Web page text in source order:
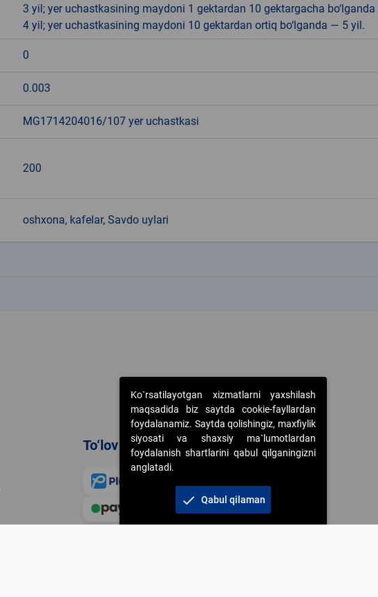
3 yil; yer uchastkasining maydoni 1 gektardan 10 gektargacha
4 yil; yer uchastkasining maydoni 10 gektardan ortiq bo‘lganda — 5 yil.
0
0.003
MG1714204016/107 yer uchastkasi
200
oshxona, kafelar, Savdo uylari
To‘lov usullari
Ko`rsatilayotgan xizmatlarni yaxshilash
maqsadida biz saytda cookie-fayllardan
foydalanamiz. Saytda qolishingiz, maxfiylik
siyosati va shaxsiy ma`lumotlardan
foydalanish shartlarini qabul qilganingizni
anglatadi.
check Qabul qilaman